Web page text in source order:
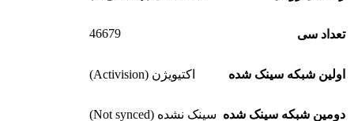
تعداد سی 46679
اولین شبکه سینک شده اکتیویژن (Activision)
دومین شبکه سینک شده سینک نشده (Not synced)